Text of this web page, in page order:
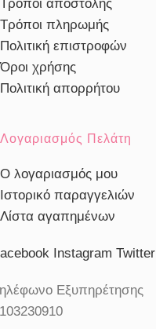
Τρόποι αποστολής
Τρόποι πληρωμής
Πολιτική επιστροφών
Όροι χρήσης
Πολιτική απορρήτου
Λογαριασμός Πελάτη
Ο λογαριασμός μου
Ιστορικό παραγγελιών
Λίστα αγαπημένων
Instagram Twitter
Εξυπηρέτησης